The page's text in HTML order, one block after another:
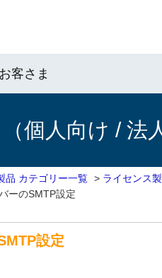
客さま
個人向け / 法
品 カテゴリー一覧 > ライセンス
ーのSMTP設定
設定